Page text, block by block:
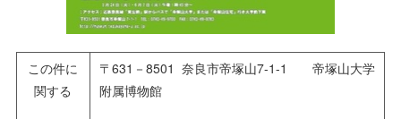
この件に
関する
〒631－8501 奈良市帝塚山7-1-1 帝塚山大学
附属博物館